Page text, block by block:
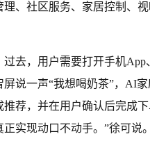
、社区服务、家居控制、
去，用户需要打开手机
说一声“我想喝奶茶”，AI
荐，并在用户确认后完成
实现动口不动手。”徐可说。